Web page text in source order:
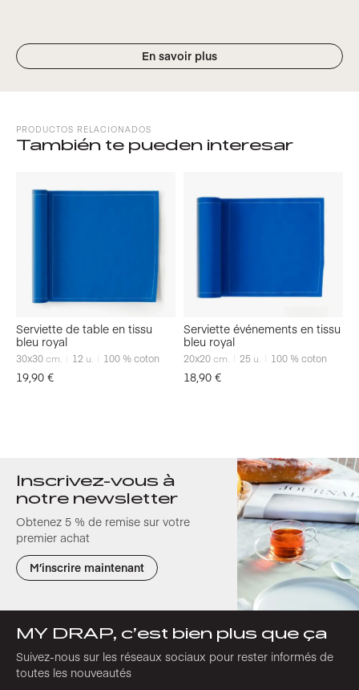
En savoir plus
PRODUCTOS RELACIONADOS
También te pueden interesar
Serviette de table en tissu
bleu royal
30x30cm. 12 u. 100 % coton
19,90 €
Serviette événements en tissu
bleu royal
20x20cm. 25 u. 100 % coton
18,90 €
Inscrivez-vous à
notre newsletter
Obtenez 5 % de remise sur votre
premier achat
M’inscrire maintenant
MY DRAP, c’est bien plus que ça
Suivez-nous sur les réseaux sociaux pour rester informés de
toutes les nouveautés